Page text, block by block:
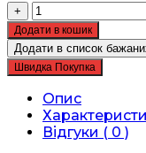
+
Збірна
модель
ICM
-
БТР-152К,
Військова
техніка
(72521)
кількість
Додати в кошик
Додати в список
Швидка Покупка
Опис
Відгуки ( 0 )